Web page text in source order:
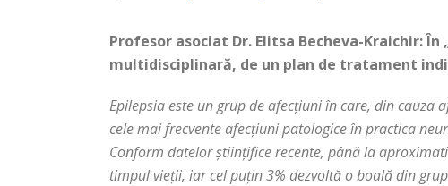
Profesor asociat Dr. Elitsa Becheva-Kraichir:
multidisciplinară, de un plan de tratament
Epilepsia este un grup de afecțiuni în care, din
cele mai frecvente afecțiuni patologice în practica
Conform datelor științifice recente, până la
timpul vieții, iar cel puțin 3% dezvoltă o boală din